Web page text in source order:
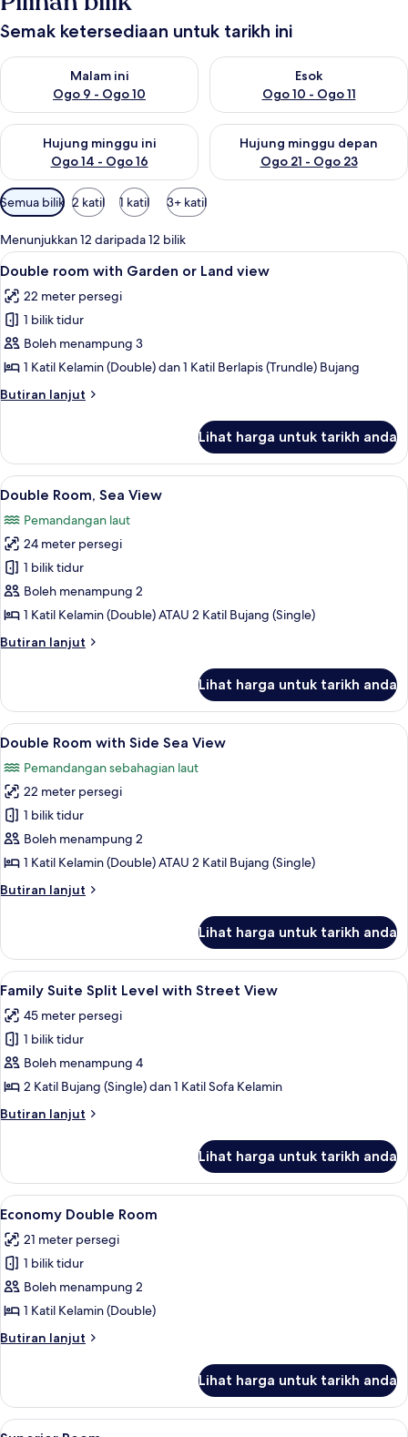
Semak ketersediaan untuk tarikh ini
Malam ini
Ogo 9 - Ogo 10
Semak ketersediaan untuk malam ini Ogo 9 - Ogo 10
Esok
Ogo 10 - Ogo 11
Semak ketersediaan untuk
Hujung minggu ini
Ogo 14 - Ogo 16
Semak ketersediaan untuk hujung minggu ini Ogo 14 - Ogo 16
Hujung minggu depan
Ogo 21 - Ogo 23
Semak ketersediaan untuk
Penapis
yang
tersedia
untuk
bilik
Semua bilik 2 katil 1 katil 3+ katil
Menunjukkan 12 daripada 12 bilik
Lihat
semua
foto
untuk
Double
room
with
Garden
Land
view
Double room with Garden or Land
6
Double room with Garden or Land view
22 meter persegi
1 bilik tidur
Boleh menampung 3
1 Katil Kelamin (Double) dan 1 Katil Berlapis (Trundle) Bujang
Butiran lanjut
Butiran
room
with
Garden
Land
view
Lihat harga untuk tarikh anda
Lihat
semua
foto
untuk
Double
Room,
Sea
Double Room, Sea View |
4
Double Room, Sea View
Pemandangan laut
24 meter persegi
1 bilik tidur
Boleh menampung 2
1 Katil Kelamin (Double) ATAU 2 Katil Bujang (Single)
Butiran lanjut
Butiran
Room,
Sea
View
Lihat harga untuk tarikh anda
Lihat
semua
foto
untuk
Double
Room
with
Sea
Cadar kapas Mesir, peralatan
4
Double Room with Side Sea View
Pemandangan sebahagian laut
22 meter persegi
1 bilik tidur
Boleh menampung 2
1 Katil Kelamin (Double) ATAU 2 Katil Bujang (Single)
Butiran lanjut
Butiran
Room
with
Side
View
Lihat harga untuk tarikh anda
Lihat
semua
foto
untuk
Family
Suite
Split
Level
Street
View
Family Suite Split Level with Street
8
Family Suite Split Level with Street View
45 meter persegi
1 bilik tidur
Boleh menampung 4
2 Katil Bujang (Single) dan 1 Katil Sofa Kelamin
Butiran lanjut
Butiran
Suite
Split
Level
Street
View
Lihat harga untuk tarikh anda
Lihat
semua
foto
untuk
Economy
Double
Room
Cadar kapas Mesir, peralatan
4
Economy Double Room
21 meter persegi
1 bilik tidur
Boleh menampung 2
1 Katil Kelamin (Double)
Butiran lanjut
Butiran
Double
Room
Lihat harga untuk tarikh anda
Lihat Superior Room | Cadar kapas